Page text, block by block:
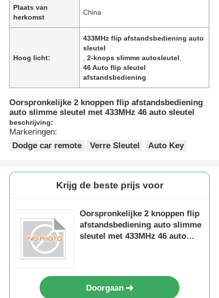
Plaats van
herkomst
China
Hoog licht:
433MHz flip afstandsbediening auto
sleutel
,2-knops slimme autosleutel
46 Auto flip sleutel
afstandsbediening
Oorspronkelijke 2 knoppen flip afstandsbediening
auto slimme sleutel met 433MHz 46 auto sleutel
beschrijving:
Markeringen:
Dodge car remote
Verre Sleutel Auto Key
Krijg de beste prijs voor
Oorspronkelijke 2 knoppen flip
afstandsbediening auto slimme
sleutel met 433MHz 46 auto
Doorgaan